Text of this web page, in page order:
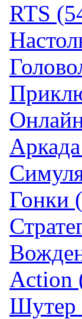
RTS
Гонки
Action
Шутер